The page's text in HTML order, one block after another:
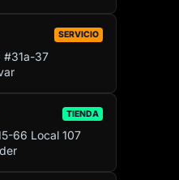
SERVICIO
#31a-37
TIENDA
66 Local 107